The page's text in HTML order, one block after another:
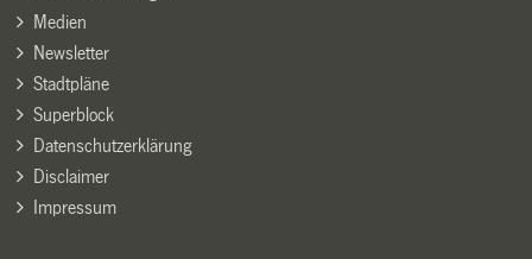
Medien
Newsletter
Stadtpläne
Superblock
Datenschutzerklärung
Disclaimer
Impressum